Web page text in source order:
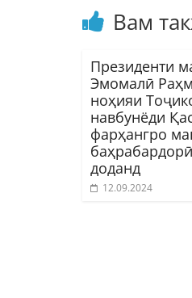
Вам
Президенти
Эмомалӣ
ноҳияи
навбунёди
фарҳангро
доданд
12.09.2024